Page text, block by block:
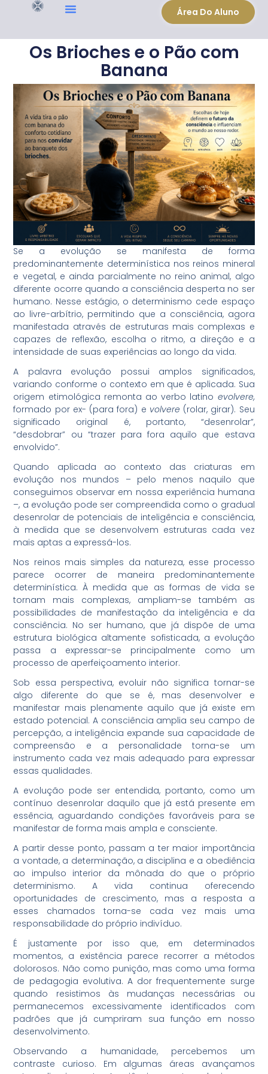
Área Do Aluno
Os Brioches e o Pão com
Banana
Se a evolução se manifesta de forma
predominantemente determinística nos reinos mineral
e vegetal, e ainda parcialmente no reino animal, algo
diferente ocorre quando a consciência desperta no ser
humano. Nesse estágio, o determinismo cede espaço
ao livre-arbítrio, permitindo que a consciência, agora
manifestada através de estruturas mais complexas e
capazes de reflexão, escolha o ritmo, a direção e a
intensidade de suas experiências ao longo da vida.
A palavra evolução possui amplos significados,
variando conforme o contexto em que é aplicada. Sua
origem etimológica remonta ao verbo latino evolvere,
formado por ex- (para fora) e volvere (rolar, girar). Seu
significado original é, portanto, “desenrolar”,
“desdobrar” ou “trazer para fora aquilo que estava
envolvido”.
Quando aplicada ao contexto das criaturas em
evolução nos mundos – pelo menos naquilo que
conseguimos observar em nossa experiência humana
–, a evolução pode ser compreendida como o gradual
desenrolar de potenciais de inteligência e consciência,
à medida que se desenvolvem estruturas cada vez
mais aptas a expressá-los.
Nos reinos mais simples da natureza, esse processo
parece ocorrer de maneira predominantemente
determinística. À medida que as formas de vida se
tornam mais complexas, ampliam-se também as
possibilidades de manifestação da inteligência e da
consciência. No ser humano, que já dispõe de uma
estrutura biológica altamente sofisticada, a evolução
passa a expressar-se principalmente como um
processo de aperfeiçoamento interior.
Sob essa perspectiva, evoluir não significa tornar-se
algo diferente do que se é, mas desenvolver e
manifestar mais plenamente aquilo que já existe em
estado potencial. A consciência amplia seu campo de
percepção, a inteligência expande sua capacidade de
compreensão e a personalidade torna-se um
instrumento cada vez mais adequado para expressar
essas qualidades.
A evolução pode ser entendida, portanto, como um
contínuo desenrolar daquilo que já está presente em
essência, aguardando condições favoráveis para se
manifestar de forma mais ampla e consciente.
A partir desse ponto, passam a ter maior importância
a vontade, a determinação, a disciplina e a obediência
ao impulso interior da mônada do que o próprio
determinismo. A vida continua oferecendo
oportunidades de crescimento, mas a resposta a
esses chamados torna-se cada vez mais uma
responsabilidade do próprio indivíduo.
É justamente por isso que, em determinados
momentos, a existência parece recorrer a métodos
dolorosos. Não como punição, mas como uma forma
de pedagogia evolutiva. A dor frequentemente surge
quando resistimos às mudanças necessárias ou
permanecemos excessivamente identificados com
padrões que já cumpriram sua função em nosso
desenvolvimento.
Observando a humanidade, percebemos um
contraste curioso. Em algumas áreas avançamos